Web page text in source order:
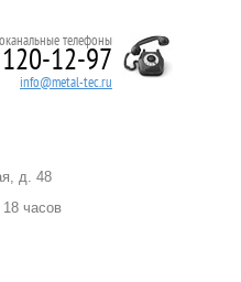
телефоны
120-12-97
info@metal-tec.ru
д. 48
часов